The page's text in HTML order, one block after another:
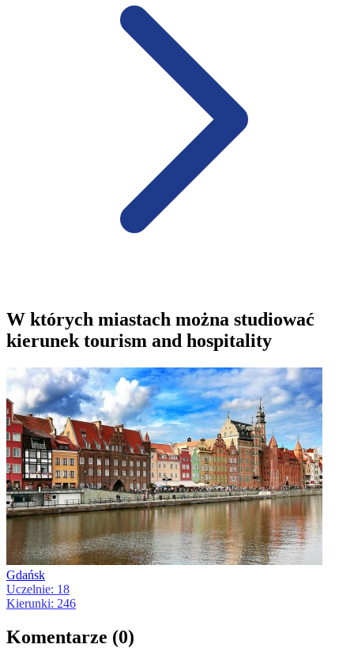
W których miastach można studiować
kierunek tourism and hospitality
Gdańsk
Uczelnie: 18
Kierunki: 246
Komentarze (0)